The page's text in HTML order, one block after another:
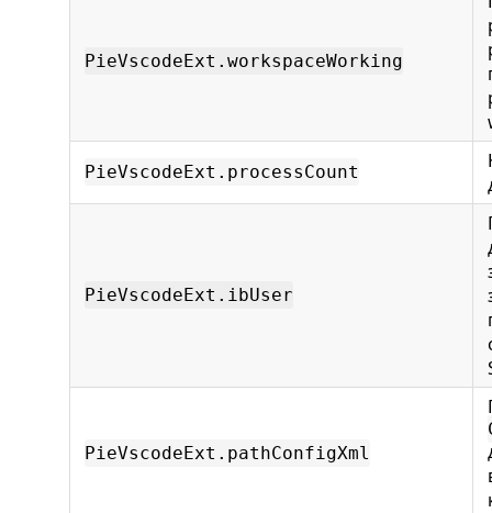
PieVscodeExt.workspaceWorking
PieVscodeExt.processCount
PieVscodeExt.ibUser
PieVscodeExt.pathConfigXml